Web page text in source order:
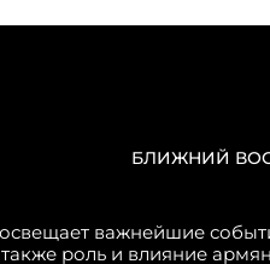
БЛИЖНИЙ
важнейшие
роль и влияние